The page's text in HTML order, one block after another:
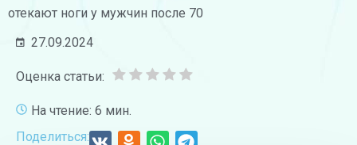
отекают ноги у мужчин после 70
27.09.2024
Оценка статьи:
На чтение: 6 мин.
Поделиться: